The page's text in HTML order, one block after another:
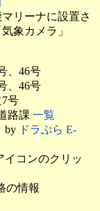
リーナに設置さ
象カメラ」
、46号
、46号
7号
路課 一覧
by ドラぷら E-
イコンのクリッ
の情報